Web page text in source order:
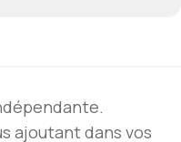
ajoutant dans vos